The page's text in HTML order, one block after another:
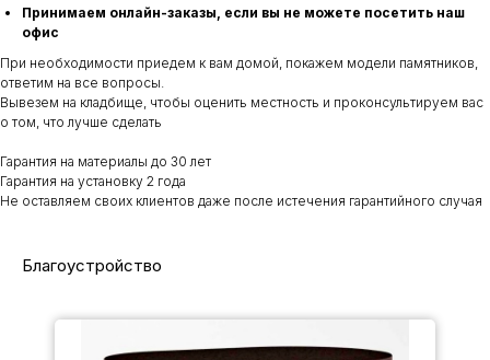
Принимаем онлайн-заказы, если вы не можете посетить наш
офис
При необходимости приедем к вам домой, покажем модели памятников,
ответим на все вопросы.
Вывезем на кладбище, чтобы оценить местность и проконсультируем вас
о том, что лучше сделать
Гарантия на материалы до 30 лет
Гарантия на установку 2 года
Не оставляем своих клиентов даже после истечения гарантийного случая
Благоустройство